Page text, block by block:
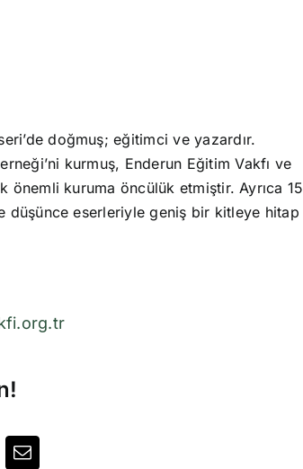
doğmuş; eğitimci ve yazardır.
kurmuş, Enderun Eğitim Vakfı ve
önemli kuruma öncülük etmiştir. Ayrıca 15
düşünce eserleriyle geniş bir kitleye hitap